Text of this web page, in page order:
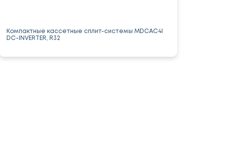
Компактные кассетные сплит-системы MDCAС4I
DC-INVERTER, R32